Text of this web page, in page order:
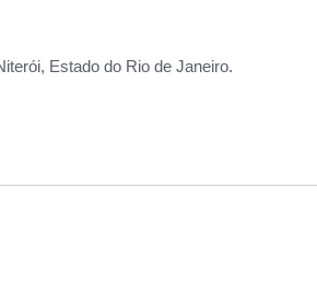
Estado do Rio de Janeiro.